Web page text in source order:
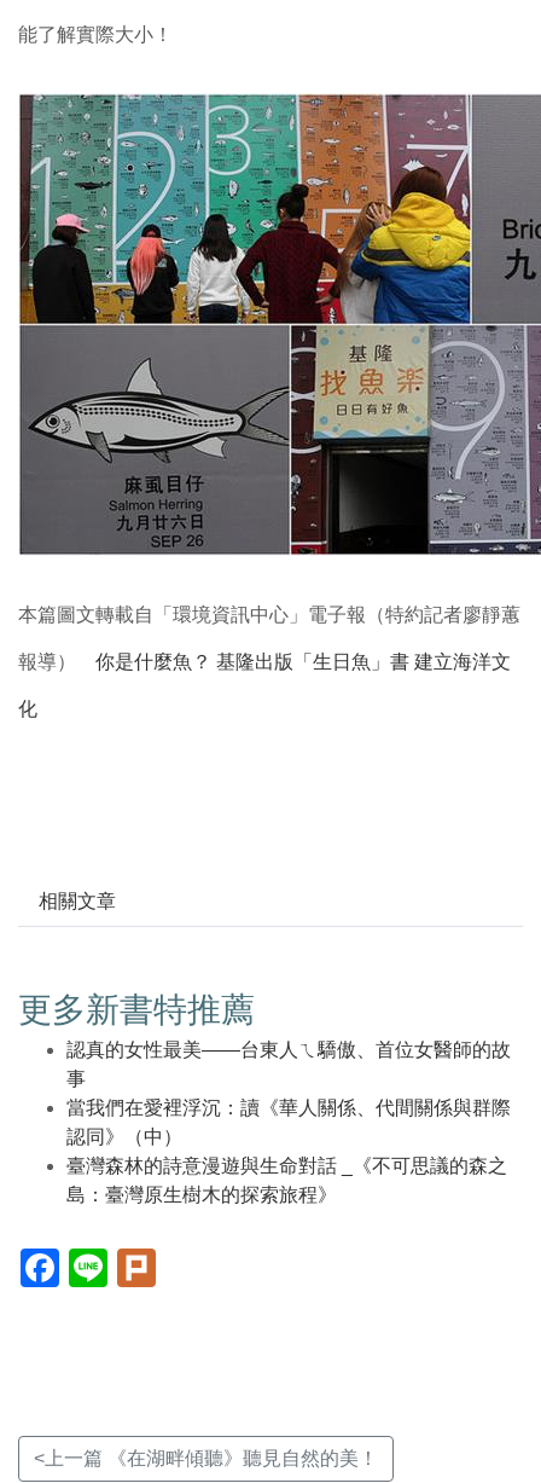
能了解實際大小！
本篇圖文轉載自「環境資訊中心」電子報（特約記者廖靜蕙
報導） 你是什麼魚？ 基隆出版「生日魚」書 建立海洋文
化
相關文章
更多新書特推薦
認真的女性最美——台東人ㄟ驕傲、首位女醫師的故
事
當我們在愛裡浮沉：讀《華人關係、代間關係與群際
認同》（中）
臺灣森林的詩意漫遊與生命對話 _《不可思議的森之
島：臺灣原生樹木的探索旅程》
Facebook(另
開
Line(另
開
<上一篇 《在湖畔傾聽》聽見自然的美！